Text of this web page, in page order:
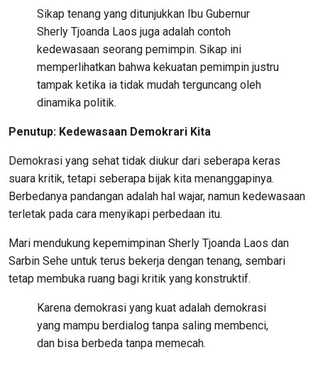
Sikap tenang yang ditunjukkan Ibu Gubernur
Sherly Tjoanda Laos juga adalah contoh
kedewasaan seorang pemimpin. Sikap ini
memperlihatkan bahwa kekuatan pemimpin justru
tampak ketika ia tidak mudah terguncang oleh
dinamika politik.
Penutup: Kedewasaan Demokrari Kita
Demokrasi yang sehat tidak diukur dari seberapa keras
suara kritik, tetapi seberapa bijak kita menanggapinya.
Berbedanya pandangan adalah hal wajar, namun kedewasaan
terletak pada cara menyikapi perbedaan itu.
Mari mendukung kepemimpinan Sherly Tjoanda Laos dan
Sarbin Sehe untuk terus bekerja dengan tenang, sembari
tetap membuka ruang bagi kritik yang konstruktif.
Karena demokrasi yang kuat adalah demokrasi
yang mampu berdialog tanpa saling membenci,
dan bisa berbeda tanpa memecah.